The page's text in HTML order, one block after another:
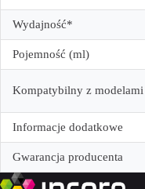
Wydajność*
Pojemność (ml)
Kompatybilny z modelami
Informacje dodatkowe
Gwarancja producenta